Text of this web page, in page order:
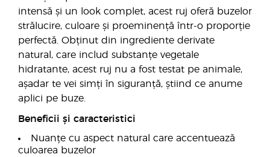
intensă și un look complet, acest ruj oferă buzelor
strălucire, culoare și proeminență într-o proporție
perfectă. Obținut din ingrediente derivate
natural, care includ substanțe vegetale
hidratante, acest ruj nu a fost testat pe animale,
așadar te vei simți în siguranță, știind ce anume
aplici pe buze.
Beneficii și caracteristici
Nuanțe cu aspect natural care accentuează
culoarea buzelor